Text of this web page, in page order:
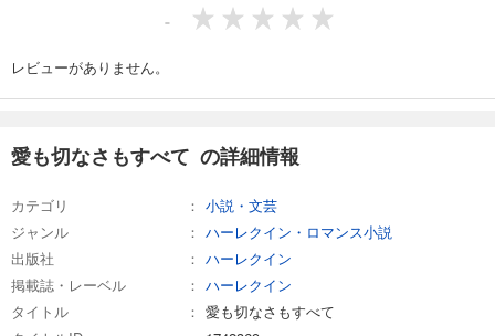
-
レビューがありません。
愛も切なさもすべて の詳細情報
カテゴリ
小説・文芸
ジャンル
ハーレクイン・ロマンス小説
出版社
ハーレクイン
掲載誌・レーベル
ハーレクイン
タイトル
愛も切なさもすべて